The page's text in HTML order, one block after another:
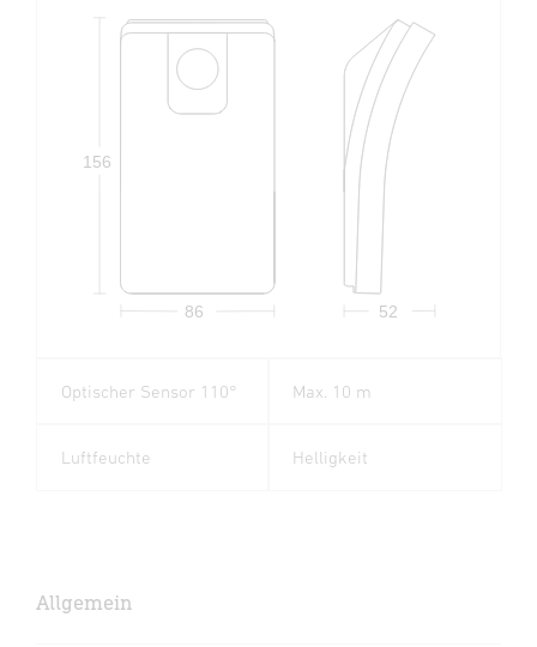
52
86
156
Optischer Sensor 110° Max. 10 m
Luftfeuchte Helligkeit
Allgemein